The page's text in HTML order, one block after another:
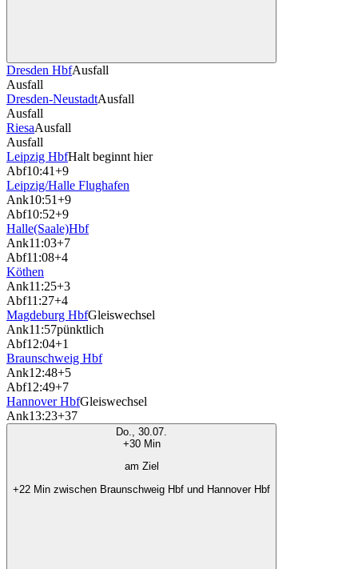
Dresden HbfAusfall
Ausfall
Dresden-NeustadtAusfall
Ausfall
RiesaAusfall
Ausfall
Leipzig HbfHalt beginnt hier
Abf10:41+9
Leipzig/Halle Flughafen
Ank10:51+9
Abf10:52+9
Halle(Saale)Hbf
Ank11:03+7
Abf11:08+4
Köthen
Ank11:25+3
Abf11:27+4
Magdeburg HbfGleiswechsel
Ank11:57pünktlich
Abf12:04+1
Braunschweig Hbf
Ank12:48+5
Abf12:49+7
Hannover HbfGleiswechsel
Ank13:23+37
Do., 30.07.
+30 Min
am Ziel
+22 Min zwischen Braunschweig Hbf und Hannover Hbf